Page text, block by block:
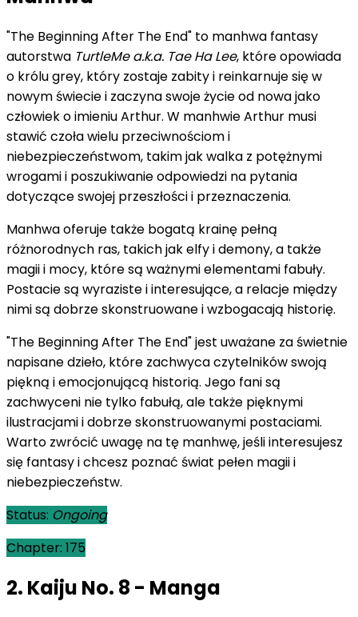
"The Beginning After The End" to manhwa fantasy
autorstwa TurtleMe a.k.a. Tae Ha Lee, które opowiada
o królu grey, który zostaje zabity i reinkarnuje się w
nowym świecie i zaczyna swoje życie od nowa jako
człowiek o imieniu Arthur. W manhwie Arthur musi
stawić czoła wielu przeciwnościom i
niebezpieczeństwom, takim jak walka z potężnymi
wrogami i poszukiwanie odpowiedzi na pytania
dotyczące swojej przeszłości i przeznaczenia.
Manhwa oferuje także bogatą krainę pełną
różnorodnych ras, takich jak elfy i demony, a także
magii i mocy, które są ważnymi elementami fabuły.
Postacie są wyraziste i interesujące, a relacje między
nimi są dobrze skonstruowane i wzbogacają historię.
"The Beginning After The End" jest uważane za świetnie
napisane dzieło, które zachwyca czytelników swoją
piękną i emocjonującą historią. Jego fani są
zachwyceni nie tylko fabułą, ale także pięknymi
ilustracjami i dobrze skonstruowanymi postaciami.
Warto zwrócić uwagę na tę manhwę, jeśli interesujesz
się fantasy i chcesz poznać świat pełen magii i
niebezpieczeństw.
Status: Ongoing
Chapter: 175
2. Kaiju No. 8 - Manga